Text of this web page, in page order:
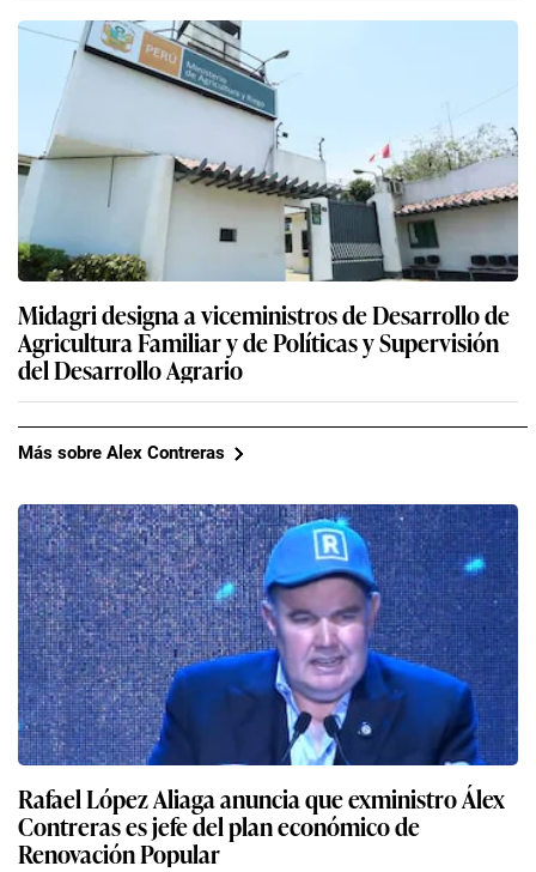
Midagri designa a viceministros de Desarrollo de
Agricultura Familiar y de Políticas y Supervisión
del Desarrollo Agrario
Más sobre Alex Contreras
Rafael López Aliaga anuncia que exministro Álex
Contreras es jefe del plan económico de
Renovación Popular